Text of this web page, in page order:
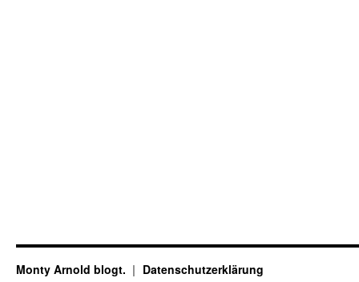
Monty Arnold blogt. Datenschutz­erklärung